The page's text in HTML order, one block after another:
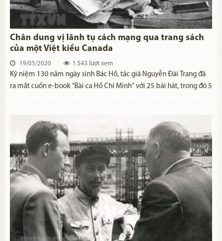
Chân dung vị lãnh tụ cách mạng qua trang sách
của một Việt kiều Canada
19/05/2020 1.543 lượt xem
​Kỷ niệm 130 năm ngày sinh Bác Hồ, tác giả Nguyễn Đài Trang đã
ra mắt cuốn e-book “Bài ca Hồ Chí Minh” với 25 bài hát, trong đó 5